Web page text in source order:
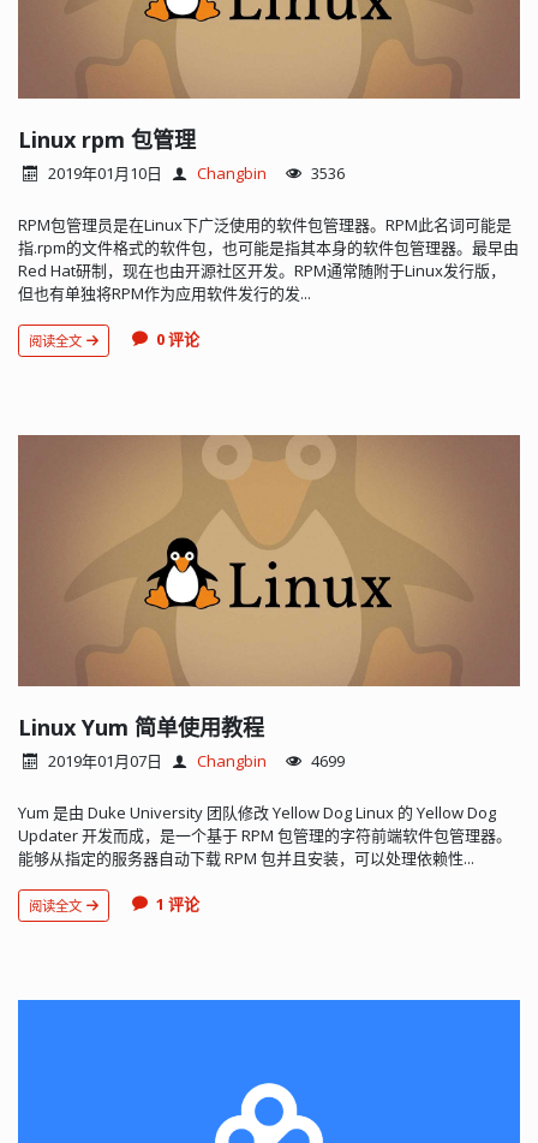
Linux rpm 包管理
2019年01月10日 Changbin 3536
RPM包管理员是在Linux下广泛使用的软件包管理器。RPM此名词可能是
指.rpm的文件格式的软件包，也可能是指其本身的软件包管理器。最早由
Red Hat研制，现在也由开源社区开发。RPM通常随附于Linux发行版，
但也有单独将RPM作为应用软件发行的发...
阅读全文 0 评论
Linux Yum 简单使用教程
2019年01月07日 Changbin 4699
Yum 是由 Duke University 团队修改 Yellow Dog Linux 的 Yellow Dog
Updater 开发而成，是一个基于 RPM 包管理的字符前端软件包管理器。
能够从指定的服务器自动下载 RPM 包并且安装，可以处理依赖性...
阅读全文 1 评论